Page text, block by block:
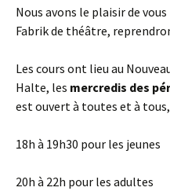
Nous avons le plaisir de
Fabrik de théâtre,
Les cours ont lieu au
Halte, les mercredis des
est ouvert à toutes et à tous,
18h à 19h30 pour les jeunes
20h à 22h pour les adultes